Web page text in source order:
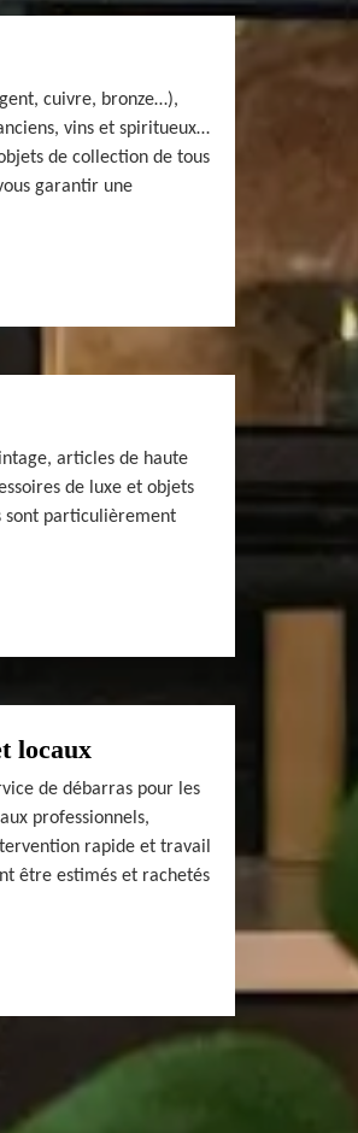
cuivre, bronze…),
vins et spiritueux…
de collection de tous
garantir une
articles de haute
de luxe et objets
sont particulièrement
locaux
de débarras pour les
professionnels,
rapide et travail
être estimés et rachetés